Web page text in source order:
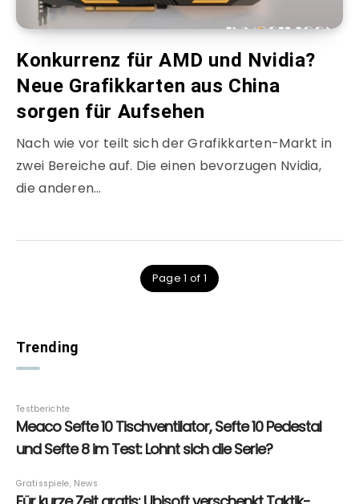
Konkurrenz für AMD und Nvidia?
Neue Grafikkarten aus China
sorgen für Aufsehen
Nach wie vor teilt sich der Grafikkarten-Markt in
zwei Bereiche auf. Die einen bevorzugen Nvidia,
die anderen…
Page 1 of 1
Trending